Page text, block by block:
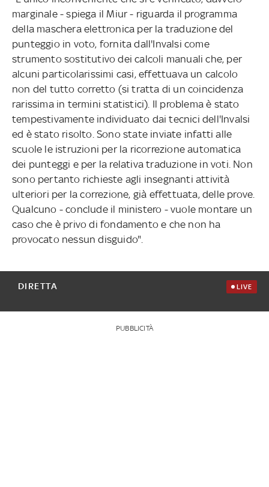
marginale - spiega il Miur - riguarda il programma
della maschera elettronica per la traduzione del
punteggio in voto, fornita dall'Invalsi come
strumento sostitutivo dei calcoli manuali che, per
alcuni particolarissimi casi, effettuava un calcolo
non del tutto corretto (si tratta di un coincidenza
rarissima in termini statistici). Il problema è stato
tempestivamente individuato dai tecnici dell'Invalsi
ed è stato risolto. Sono state inviate infatti alle
scuole le istruzioni per la ricorrezione automatica
dei punteggi e per la relativa traduzione in voti. Non
sono pertanto richieste agli insegnanti attività
ulteriori per la correzione, già effettuata, delle prove.
Qualcuno - conclude il ministero - vuole montare un
caso che è privo di fondamento e che non ha
provocato nessun disguido".
DIRETTA LIVE
PUBBLICITÀ